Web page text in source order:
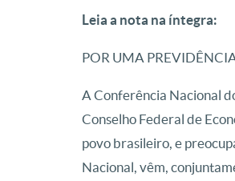
Leia a nota na íntegra:
POR UMA
A Conferência Nacional
Conselho Federal de
povo brasileiro, e
Nacional, vêm,